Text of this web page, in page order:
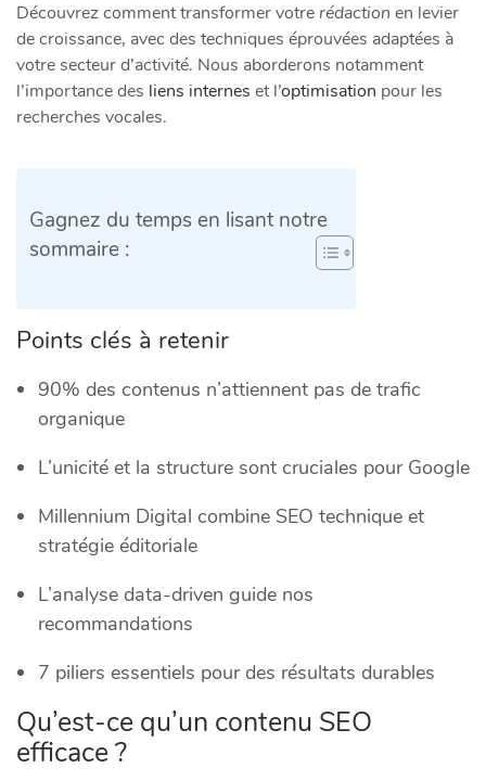
Découvrez comment transformer votre rédaction en levier
de croissance, avec des techniques éprouvées adaptées à
votre secteur d’activité. Nous aborderons notamment
l’importance des liens internes et l’optimisation pour les
recherches vocales.
Gagnez du temps en lisant notre
sommaire :
Points clés à retenir
90% des contenus n’attiennent pas de trafic
organique
L’unicité et la structure sont cruciales pour Google
Millennium Digital combine SEO technique et
stratégie éditoriale
L’analyse data-driven guide nos
recommandations
7 piliers essentiels pour des résultats durables
Qu’est-ce qu’un contenu SEO
efficace ?